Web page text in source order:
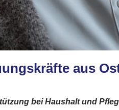
aus
bei Haushalt und